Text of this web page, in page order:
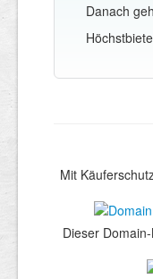
Danach
Mit
Dieser